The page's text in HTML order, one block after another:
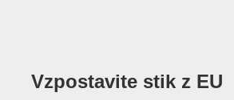
Vzpostavite stik z EU